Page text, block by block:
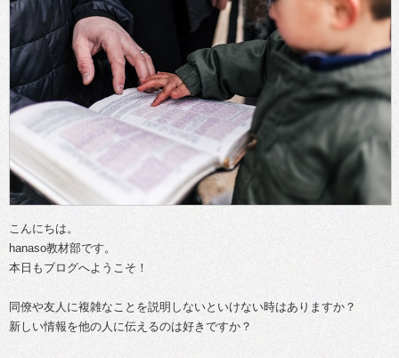
こんにちは。
hanaso教材部です。
本日もブログへようこそ！
同僚や友人に複雑なことを説明しないといけない時はありますか？
新しい情報を他の人に伝えるのは好きですか？